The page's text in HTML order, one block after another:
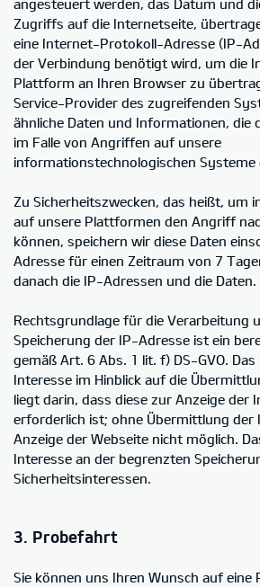
angesteuert werden, das Datum und
Zugriffs auf die Internetseite,
eine Internet-Protokoll-Adresse (IP-
der Verbindung benötigt wird, um die
Plattform an Ihren Browser zu
Service-Provider des zugreifenden
ähnliche Daten und Informationen, die
im Falle von Angriffen auf unsere
informationstechnologischen Systeme
Zu Sicherheitszwecken, das heißt, um
auf unsere Plattformen den Angriff
können, speichern wir diese Daten
Adresse für einen Zeitraum von 7
danach die IP-Adressen und die Daten.
Rechtsgrundlage für die Verarbeitung
Speicherung der IP-Adresse ist ein
gemäß Art. 6 Abs. 1 lit. f) DS-GVO.
Interesse im Hinblick auf die
liegt darin, dass diese zur Anzeige der
erforderlich ist; ohne Übermittlung der
Anzeige der Webseite nicht möglich.
Interesse an der begrenzten
Sicherheitsinteressen.
3. Probefahrt
Sie können uns Ihren Wunsch auf